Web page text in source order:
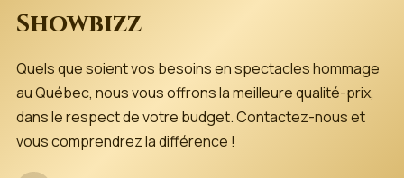
Showbizz
Quels que soient vos besoins en spectacles hommage
au Québec, nous vous offrons la meilleure qualité-prix,
dans le respect de votre budget. Contactez-nous et
vous comprendrez la différence !